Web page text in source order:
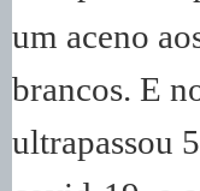
um aceno
brancos. E
ultrapassou